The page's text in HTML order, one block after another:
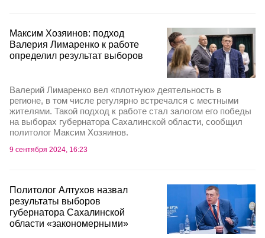
Максим Хозяинов: подход
Валерия Лимаренко к работе
определил результат выборов
Валерий Лимаренко вел «плотную» деятельность в
регионе, в том числе регулярно встречался с местными
жителями. Такой подход к работе стал залогом его победы
на выборах губернатора Сахалинской области, сообщил
политолог Максим Хозяинов.
9 сентября 2024, 16:23
Политолог Алтухов назвал
результаты выборов
губернатора Сахалинской
области «закономерными»